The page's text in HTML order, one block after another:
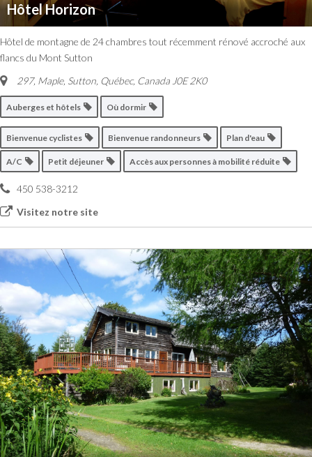
Hôtel Horizon
Hôtel de montagne de 24 chambres tout récemment rénové accroché aux
flancs du Mont Sutton
297, Maple, Sutton, Québec, CanadaJ0E 2K0
Auberges et hôtels Où dormir
Bienvenue cyclistes Bienvenue randonneurs Plan d'eau
A/C Petit déjeuner Accès aux personnes à mobilité réduite
450 538-3212
Visitez notre site